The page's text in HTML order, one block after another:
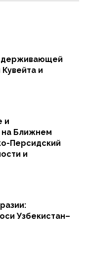
и
и
на Ближнем
Персидский
и
Узбекистан–